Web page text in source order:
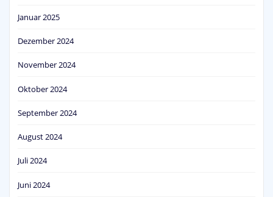
Januar 2025
Dezember 2024
November 2024
Oktober 2024
September 2024
August 2024
Juli 2024
Juni 2024